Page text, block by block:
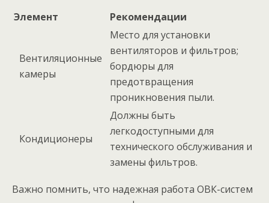
Элемент Рекомендации
Вентиляционные
камеры
Место для установки
вентиляторов и фильтров;
бордюры для
предотвращения
проникновения пыли.
Кондиционеры
Должны быть
легкодоступными для
технического обслуживания и
замены фильтров.
Важно помнить, что надежная работа ОВК-систем